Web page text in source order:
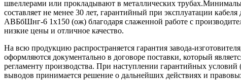
швеллерами или прокладывают в металлических
составляет не менее 30 лет, гарантийный при эксплуатации
АВБбШнг-6 1х150 (ож) благодаря слаженной работе с
низкие цены и отличное качество.
На всю продукцию распространяется гарантия завода-
оформляются документально в договоре поставки, который
регламенту производства. При наступлении гарантийных
выводов принимается решение о дальнейших действиях и